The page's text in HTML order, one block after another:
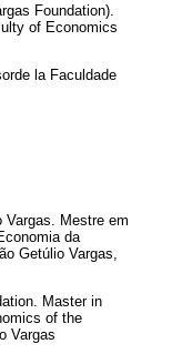
Foundation).
of Economics
la Faculdade
Vargas. Mestre em
da
Getúlio Vargas,
Master in
of the
Vargas